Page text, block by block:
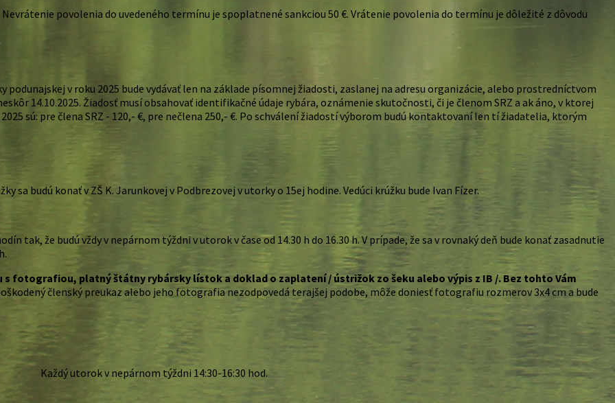
povolenia do uvedeného termínu je spoplatnené sankciou 50 €. Vrátenie povolenia do termínu je dôležité z dôvodu
podunajskej v roku 2025 bude vydávať len na základe písomnej žiadosti, zaslanej na adresu organizácie, alebo prostredníctvom
14.10.2025. Žiadosť musí obsahovať identifikačné údaje rybára, oznámenie skutočnosti, či je členom SRZ a ak áno, v ktorej
sú: pre člena SRZ - 120,- €, pre nečlena 250,- €. Po schválení žiadostí výborom budú kontaktovaní len tí žiadatelia, ktorým
sa budú konať v ZŠ K. Jarunkovej v Podbrezovej v utorky o 15ej hodine. Vedúci krúžku bude Ivan Fízer.
tak, že budú vždy v nepárnom týždni v utorok v čase od 14.30 h do 16.30 h. V prípade, že sa v rovnaký deň bude konať zasadnutie
fotografiou, platný štátny rybársky lístok a doklad o zaplatení / ústrižok zo šeku alebo výpis z IB /. Bez tohto Vám
členský preukaz alebo jeho fotografia nezodpovedá terajšej podobe, môže doniesť fotografiu rozmerov 3x4 cm a bude
Každý utorok v nepárnom týždni 14:30-16:30 hod.